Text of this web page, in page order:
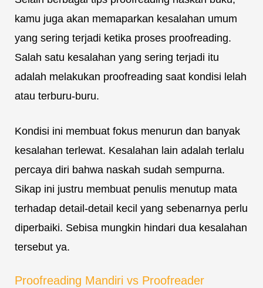
kamu juga akan memaparkan kesalahan umum
yang sering terjadi ketika proses proofreading.
Salah satu kesalahan yang sering terjadi itu
adalah melakukan proofreading saat kondisi lelah
atau terburu-buru.
Kondisi ini membuat fokus menurun dan banyak
kesalahan terlewat. Kesalahan lain adalah terlalu
percaya diri bahwa naskah sudah sempurna.
Sikap ini justru membuat penulis menutup mata
terhadap detail-detail kecil yang sebenarnya perlu
diperbaiki. Sebisa mungkin hindari dua kesalahan
tersebut ya.
Proofreading Mandiri vs Proofreader